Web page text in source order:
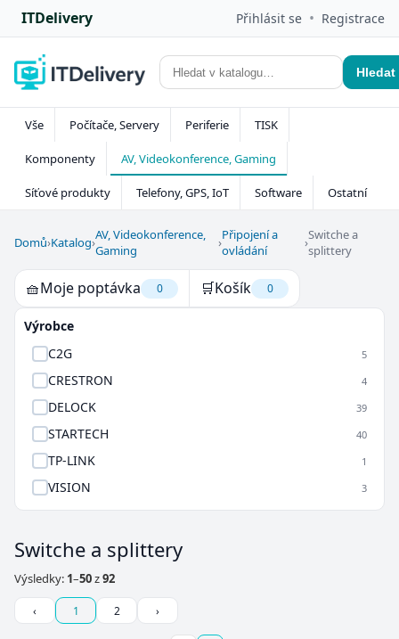
ITDelivery Přihlásit se • Registrace
Hledat
Vše Počítače, Servery Periferie TISK
Komponenty AV, Videokonference, Gaming
Síťové produkty Telefony, GPS, IoT Software Ostatní
Domů›Katalog›AV, Videokonference,
Gaming
›Připojení a
ovládání
›Switche a
splittery
🧺Moje poptávka 0 🛒Košík 0
Výrobce
C2G
5
CRESTRON 4
DELOCK 39
STARTECH 40
TP-LINK 1
VISION 3
Switche a splittery
Výsledky: 1–50z92
‹ 1 2 ›